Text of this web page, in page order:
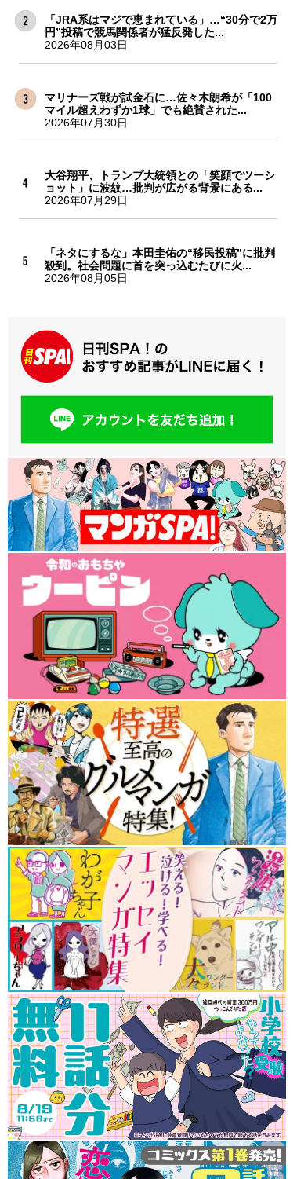
「JRA系はマジで恵まれている」…“30分で2万
円”投稿で競馬関係者が猛反発した...
2026年08月03日
マリナーズ戦が試金石に…佐々木朗希が「100
マイル超えわずか1球」でも絶賛された...
2026年07月30日
大谷翔平、トランプ大統領との「笑顔でツーシ
ョット」に波紋…批判が広がる背景にある...
2026年07月29日
「ネタにするな」本田圭佑の“移民投稿”に批判
殺到。社会問題に首を突っ込むたびに火...
2026年08月05日